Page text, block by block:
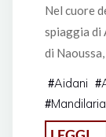
Nel cuore
spiaggia di
di Naoussa,
#Aidani #
#Mandilaria